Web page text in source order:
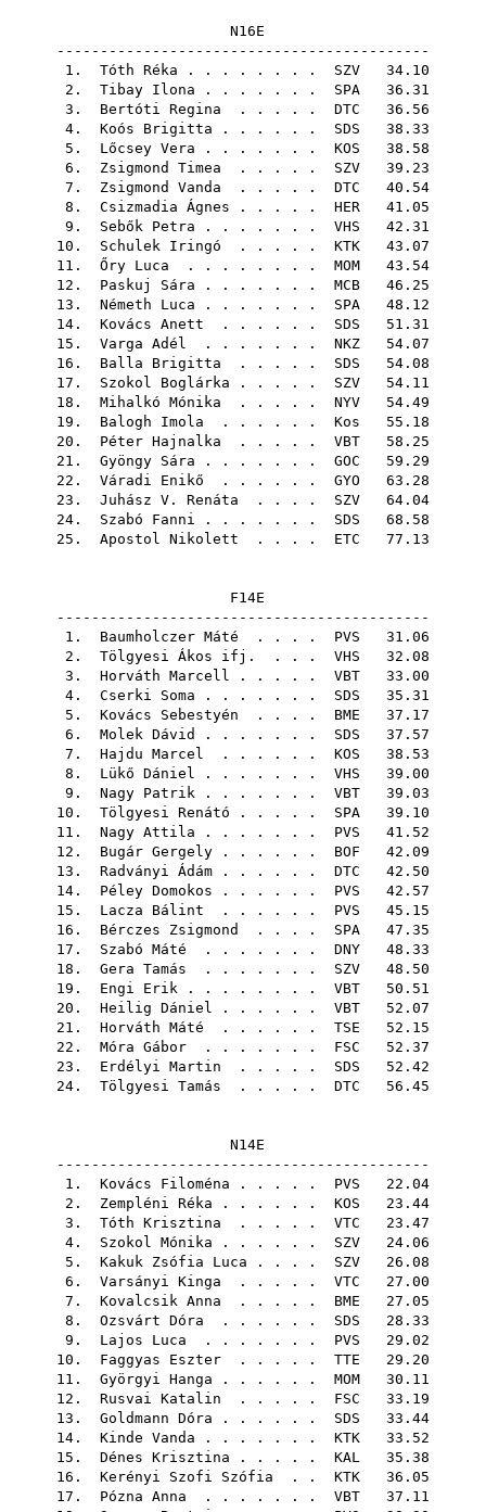
N16E
-------------------------------------------
1. Tóth Réka . . . . . . . . SZV 34.10
2. Tibay Ilona . . . . . . . SPA 36.31
3. Bertóti Regina . . . . . DTC 36.56
4. Koós Brigitta . . . . . . SDS 38.33
5. Lőcsey Vera . . . . . . . KOS 38.58
6. Zsigmond Timea . . . . . SZV 39.23
7. Zsigmond Vanda . . . . . DTC 40.54
8. Csizmadia Ágnes . . . . . HER 41.05
9. Sebők Petra . . . . . . . VHS 42.31
10. Schulek Iringó . . . . . KTK 43.07
11. Őry Luca . . . . . . . . MOM 43.54
12. Paskuj Sára . . . . . . . MCB 46.25
13. Németh Luca . . . . . . . SPA 48.12
14. Kovács Anett . . . . . . SDS 51.31
15. Varga Adél . . . . . . . NKZ 54.07
16. Balla Brigitta . . . . . SDS 54.08
17. Szokol Boglárka . . . . . SZV 54.11
18. Mihalkó Mónika . . . . . NYV 54.49
19. Balogh Imola . . . . . . Kos 55.18
20. Péter Hajnalka . . . . . VBT 58.25
21. Gyöngy Sára . . . . . . . GOC 59.29
22. Váradi Enikő . . . . . . GYO 63.28
23. Juhász V. Renáta . . . . SZV 64.04
24. Szabó Fanni . . . . . . . SDS 68.58
25. Apostol Nikolett . . . . ETC 77.13
F14E
-------------------------------------------
1. Baumholczer Máté . . . . PVS 31.06
2. Tölgyesi Ákos ifj. . . . VHS 32.08
3. Horváth Marcell . . . . . VBT 33.00
4. Cserki Soma . . . . . . . SDS 35.31
5. Kovács Sebestyén . . . . BME 37.17
6. Molek Dávid . . . . . . . SDS 37.57
7. Hajdu Marcel . . . . . . KOS 38.53
8. Lükő Dániel . . . . . . . VHS 39.00
9. Nagy Patrik . . . . . . . VBT 39.03
10. Tölgyesi Renátó . . . . . SPA 39.10
11. Nagy Attila . . . . . . . PVS 41.52
12. Bugár Gergely . . . . . . BOF 42.09
13. Radványi Ádám . . . . . . DTC 42.50
14. Péley Domokos . . . . . . PVS 42.57
15. Lacza Bálint . . . . . . PVS 45.15
16. Bérczes Zsigmond . . . . SPA 47.35
17. Szabó Máté . . . . . . . DNY 48.33
18. Gera Tamás . . . . . . . SZV 48.50
19. Engi Erik . . . . . . . . VBT 50.51
20. Heilig Dániel . . . . . . VBT 52.07
21. Horváth Máté . . . . . . TSE 52.15
22. Móra Gábor . . . . . . . FSC 52.37
23. Erdélyi Martin . . . . . SDS 52.42
24. Tölgyesi Tamás . . . . . DTC 56.45
N14E
-------------------------------------------
1. Kovács Filoména . . . . . PVS 22.04
2. Zempléni Réka . . . . . . KOS 23.44
3. Tóth Krisztina . . . . . VTC 23.47
4. Szokol Mónika . . . . . . SZV 24.06
5. Kakuk Zsófia Luca . . . . SZV 26.08
6. Varsányi Kinga . . . . . VTC 27.00
7. Kovalcsik Anna . . . . . BME 27.05
8. Ozsvárt Dóra . . . . . . SDS 28.33
9. Lajos Luca . . . . . . . PVS 29.02
10. Faggyas Eszter . . . . . TTE 29.20
11. Györgyi Hanga . . . . . . MOM 30.11
12. Rusvai Katalin . . . . . FSC 33.19
13. Goldmann Dóra . . . . . . SDS 33.44
14. Kinde Vanda . . . . . . . KTK 33.52
15. Dénes Krisztina . . . . . KAL 35.38
16. Kerényi Szofi Szófia . . KTK 36.05
17. Pózna Anna . . . . . . . VBT 37.11